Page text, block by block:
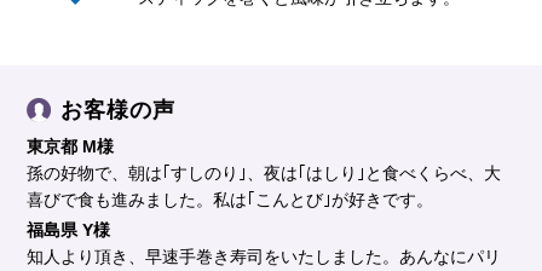
お客様の声
東京都 M様
孫の好物で、朝は｢すしのり｣、夜は｢はしり｣と食べくらべ、大
喜びで食も進みました。私は｢こんとび｣が好きです。
福島県 Y様
知人より頂き、早速手巻き寿司をいたしました。あんなにパリ